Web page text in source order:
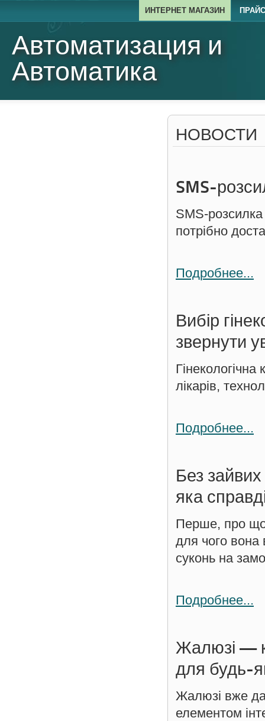
Автоматизация и
Автоматика
ИНТЕРНЕТ МАГАЗИН ПРАЙС
НОВОСТИ
SMS-
SMS-
потрібно
Подробнее...
Вибір
звернути
лікарів,
Подробнее...
Без
яка
Перше, про
для чого вона
суконь на
Подробнее...
Жалюзі —
для будь-
Жалюзі вже
елементом